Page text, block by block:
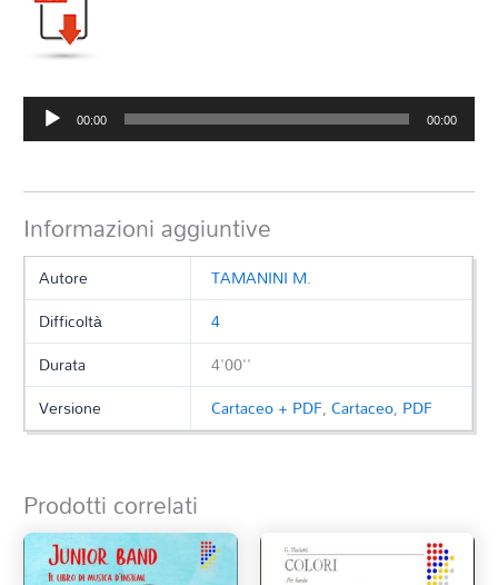
Audio
Player
00:00 00:00
Informazioni aggiuntive
Autore
TAMANINI M.
Difficoltà
4
Durata
4'00''
Versione
Cartaceo + PDF,Cartaceo, PDF
Prodotti correlati